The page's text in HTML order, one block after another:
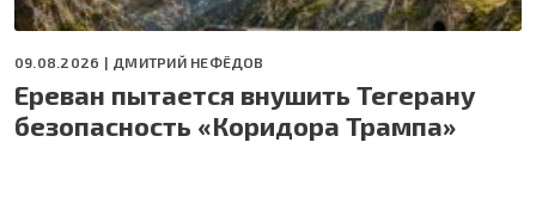
09.08.2026 | ДМИТРИЙ НЕФЁДОВ
Ереван пытается внушить Тегерану
безопасность «Коридора Трампа»